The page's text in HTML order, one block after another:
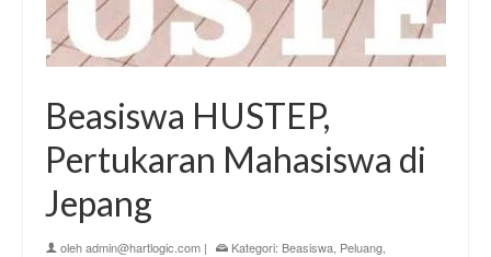
Beasiswa HUSTEP,
Pertukaran Mahasiswa di
Jepang
olehadmin@hartlogic.com | Kategori: Beasiswa Peluang